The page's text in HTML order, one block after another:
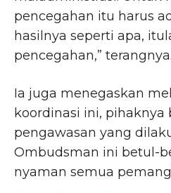
pencegahan itu harus
hasilnya seperti apa,
pencegahan,” terangnya.
Ia juga menegaskan
koordinasi ini, pihaknya
pengawasan yang
Ombudsman ini betul-
nyaman semua